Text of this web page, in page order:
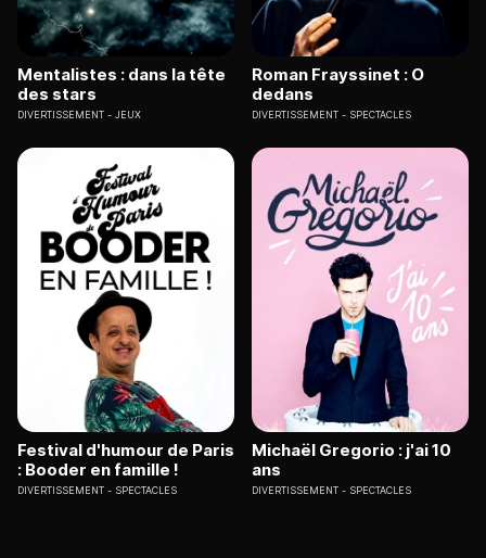
Mentalistes : dans la tête
des stars
DIVERTISSEMENT JEUX
Roman Frayssinet : O
dedans
DIVERTISSEMENT SPECTACLES
Festival d'humour de Paris
: Booder en famille !
DIVERTISSEMENT SPECTACLES
Michaël Gregorio : j'ai 10
ans
DIVERTISSEMENT SPECTACLES